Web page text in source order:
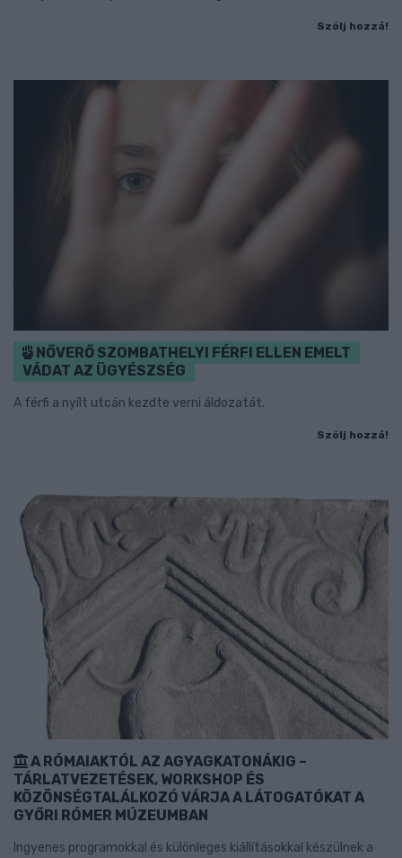
Szólj hozzá!
NŐVERŐ SZOMBATHELYI FÉRFI ELLEN EMELT
VÁDAT AZ ÜGYÉSZSÉG
A férfi a nyílt utcán kezdte verni áldozatát.
Szólj hozzá!
A RÓMAIAKTÓL AZ AGYAGKATONÁKIG –
TÁRLATVEZETÉSEK, WORKSHOP ÉS
KÖZÖNSÉGTALÁLKOZÓ VÁRJA A LÁTOGATÓKAT A
GYŐRI RÓMER MÚZEUMBAN
Ingyenes programokkal és különleges kiállításokkal készülnek a